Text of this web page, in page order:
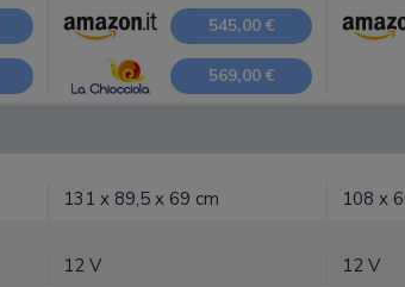
545,00 €
569,00 €
131 x 89,5 x 69 cm 108 x
12 V 12 V